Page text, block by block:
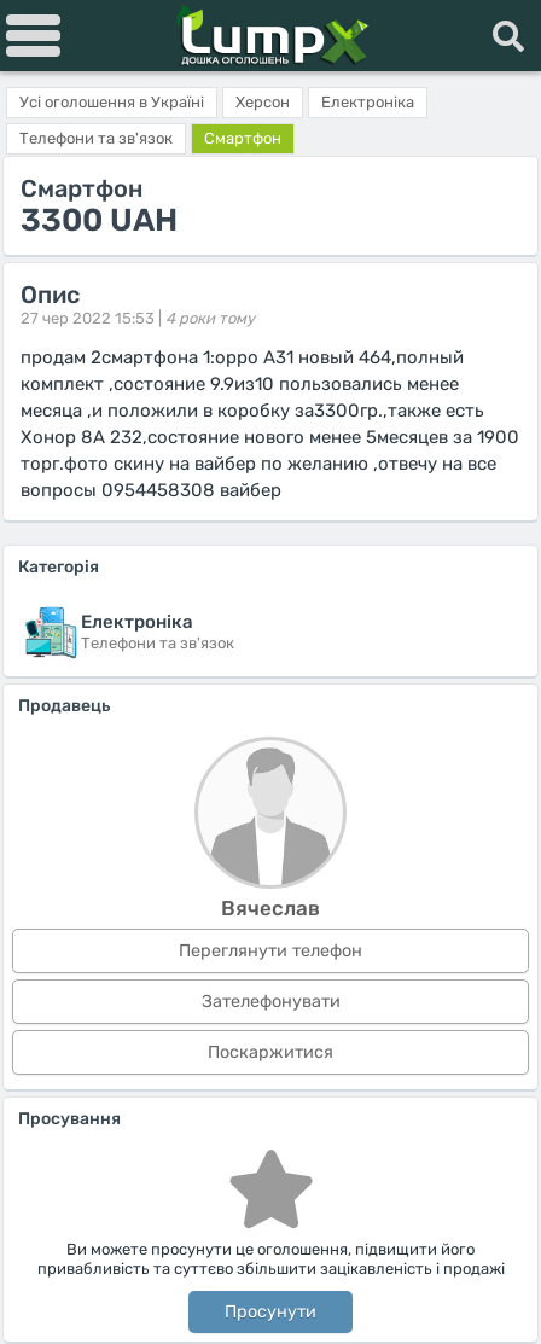
Усі оголошення в Україні Херсон
Електроніка
Телефони та зв'язок
Смартфон
Смартфон
3300 UAH
Опис
27 чер 2022 15:53 | 4 роки тому
продам 2смартфона 1:орро А31 новый 464,полный
комплект ,состояние 9.9из10 пользовались менее
месяца ,и положили в коробку за3300гр.,также есть
Хонор 8А 232,состояние нового менее 5месяцев за 1900
торг.фото скину на вайбер по желанию ,отвечу на все
вопросы 0954458308 вайбер
Категорія
Електроніка
Телефони та зв'язок
Продавець
Вячеслав
Переглянути телефон
Зателефонувати
Поскаржитися
Просування
Ви можете просунути це оголошення, підвищити його
привабливість та суттєво збільшити зацікавленість і продажі
Просунути